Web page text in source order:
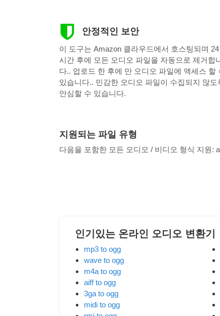
안정적인 보안
이 도구는 Amazon 클라우드에서 호스팅되며 24
시간 후에 모든 오디오 파일을 자동으로 제거합
다.. 업로드 한 후에 만 ​​오디오 파일에 액세스 할
있습니다.. 민감한 오디오 파일이 수집되지 않도
안심할 수 있습니다.
지원되는 파일 유형
다음을 포함한 모든 오디오 / 비디오 형식 지원:
인기있는 온라인 오디오 변환기
mp3 to ogg
wave to ogg
m4a to ogg
aiff to ogg
3ga to ogg
midi to ogg